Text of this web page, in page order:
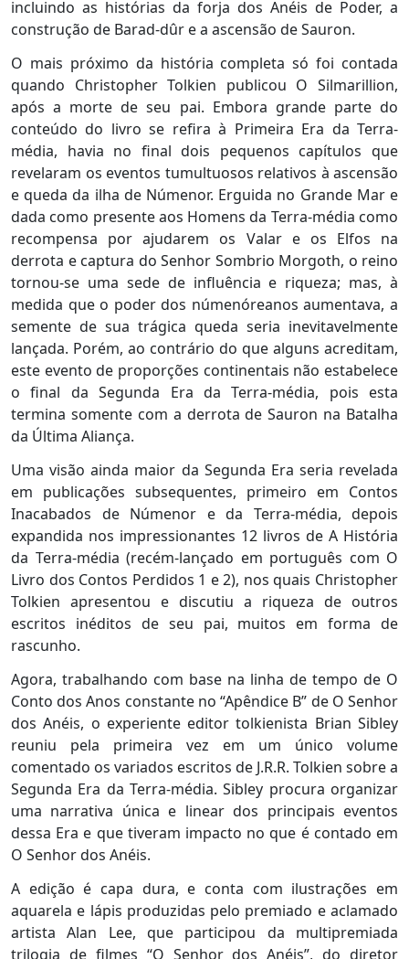
incluindo as histórias da forja dos Anéis de Poder, a
construção de Barad-dûr e a ascensão de Sauron.
O mais próximo da história completa só foi contada
quando Christopher Tolkien publicou O Silmarillion,
após a morte de seu pai. Embora grande parte do
conteúdo do livro se refira à Primeira Era da Terra-
média, havia no final dois pequenos capítulos que
revelaram os eventos tumultuosos relativos à ascensão
e queda da ilha de Númenor. Erguida no Grande Mar e
dada como presente aos Homens da Terra-média como
recompensa por ajudarem os Valar e os Elfos na
derrota e captura do Senhor Sombrio Morgoth, o reino
tornou-se uma sede de influência e riqueza; mas, à
medida que o poder dos númenóreanos aumentava, a
semente de sua trágica queda seria inevitavelmente
lançada. Porém, ao contrário do que alguns acreditam,
este evento de proporções continentais não estabelece
o final da Segunda Era da Terra-média, pois esta
termina somente com a derrota de Sauron na Batalha
da Última Aliança.
Uma visão ainda maior da Segunda Era seria revelada
em publicações subsequentes, primeiro em Contos
Inacabados de Númenor e da Terra-média, depois
expandida nos impressionantes 12 livros de A História
da Terra-média (recém-lançado em português com O
Livro dos Contos Perdidos 1 e 2), nos quais Christopher
Tolkien apresentou e discutiu a riqueza de outros
escritos inéditos de seu pai, muitos em forma de
rascunho.
Agora, trabalhando com base na linha de tempo de O
Conto dos Anos constante no “Apêndice B” de O Senhor
dos Anéis, o experiente editor tolkienista Brian Sibley
reuniu pela primeira vez em um único volume
comentado os variados escritos de J.R.R. Tolkien sobre a
Segunda Era da Terra-média. Sibley procura organizar
uma narrativa única e linear dos principais eventos
dessa Era e que tiveram impacto no que é contado em
O Senhor dos Anéis.
A edição é capa dura, e conta com ilustrações em
aquarela e lápis produzidas pelo premiado e aclamado
artista Alan Lee, que participou da multipremiada
trilogia de filmes “O Senhor dos Anéis”, do diretor